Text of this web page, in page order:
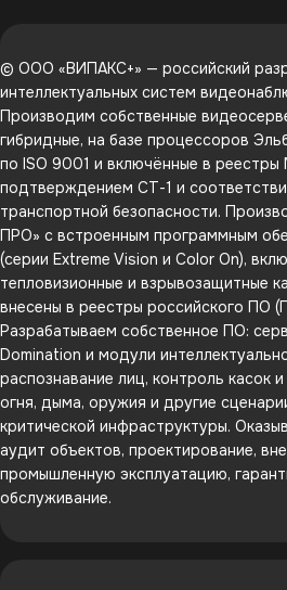
© ООО «ВИПАКС+» — российский
интеллектуальных систем
Производим собственные
гибридные, на базе процессоров
по ISO 9001 и включённые в реестры
подтверждением СТ-1 и
транспортной безопасности.
ПРО» с встроенным программным
(серии Extreme Vision и Color On),
тепловизионные и взрывозащитные
внесены в реестры российского ПО
Разрабатываем собственное ПО:
Domination и модули
распознавание лиц, контроль касок
огня, дыма, оружия и другие
критической инфраструктуры.
аудит объектов, проектирование,
промышленную эксплуатацию,
обслуживание.